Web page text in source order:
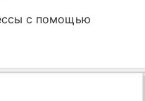
с помощью